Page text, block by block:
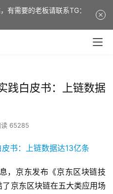
践白皮书：上链数据
读 65285
，京东发布《京东区块链技
京东区块链在五大类应用场
有需要的老板请联系TG：
sale. It is a 8-year-old
TG: tuhaov